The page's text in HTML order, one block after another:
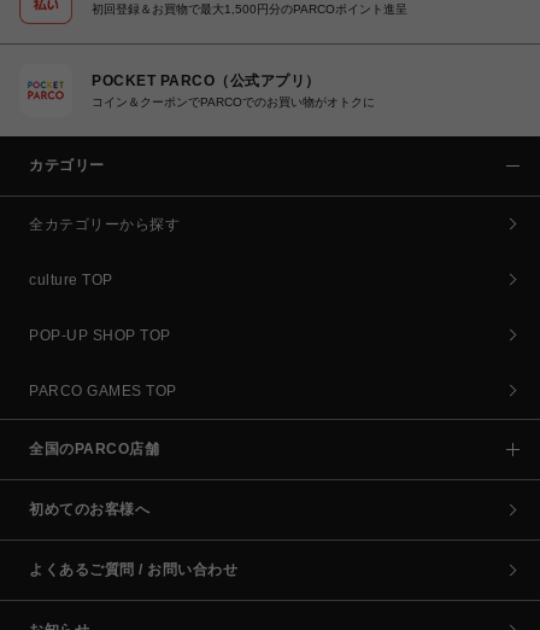
初回登録＆お買物で最大1,500円分のPARCOポイント進呈
POCKET PARCO（公式アプリ）
コイン＆クーポンでPARCOでのお買い物がオトクに
カテゴリー
全カテゴリーから探す
culture TOP
POP-UP SHOP TOP
PARCO GAMES TOP
全国のPARCO店舗
初めてのお客様へ
よくあるご質問 / お問い合わせ